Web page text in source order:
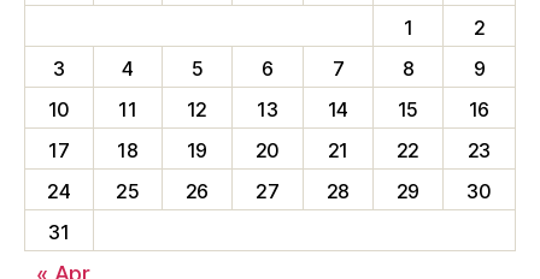
1
2
3
4 5 6 7 8
9
10
11 12 13 14 15
16
17
18 19 20 21 22
23
24
25 26 27 28 29
30
31
« Apr